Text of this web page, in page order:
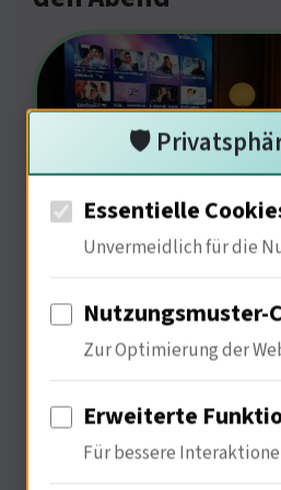
Informationsquelle.
Zuschauer nutzen sie
helfen dabei, die
Ich erinnere mich an
🛡️
Essentielle
Unvermeidlich für die
Nutzungsmuster-
Zur Optimierung der
Erweiterte
Für bessere